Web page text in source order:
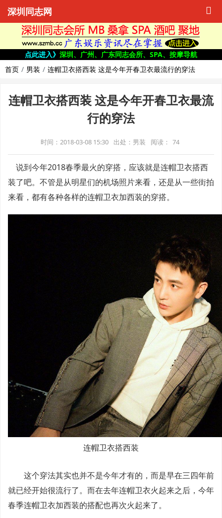
深圳同志网
点此进入》 深圳、广州、广东同志会所、SPA、按摩导航
首页
男装 连帽卫衣搭西装 这是今年开春卫衣最流行的穿法
连帽卫衣搭西装 这是今年开春卫衣最流
行的穿法
时间：2018-03-08 15:30 出处：男装 阅读： 74
说到今年2018春季最火的穿搭，应该就是连帽卫衣搭西
装了吧。不管是从明星们的机场照片来看，还是从一些街拍
来看，都有各种各样的连帽卫衣加西装的穿搭。
连帽卫衣搭西装
这个穿法其实也并不是今年才有的，而是早在三四年前
就已经开始很流行了。而在去年连帽卫衣火起来之后，今年
春季连帽卫衣加西装的搭配也再次火起来了。